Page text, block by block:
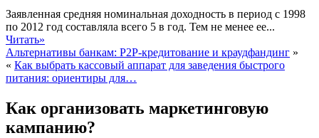
Заявленная средняя номинальная доходность в период с 1998
по 2012 год составляла всего 5 в год. Тем не менее ее...
Читать»
Альтернативы банкам: P2P-кредитование и краудфандинг »
« Как выбрать кассовый аппарат для заведения быстрого
питания: ориентиры для…
Как организовать маркетинговую
кампанию?